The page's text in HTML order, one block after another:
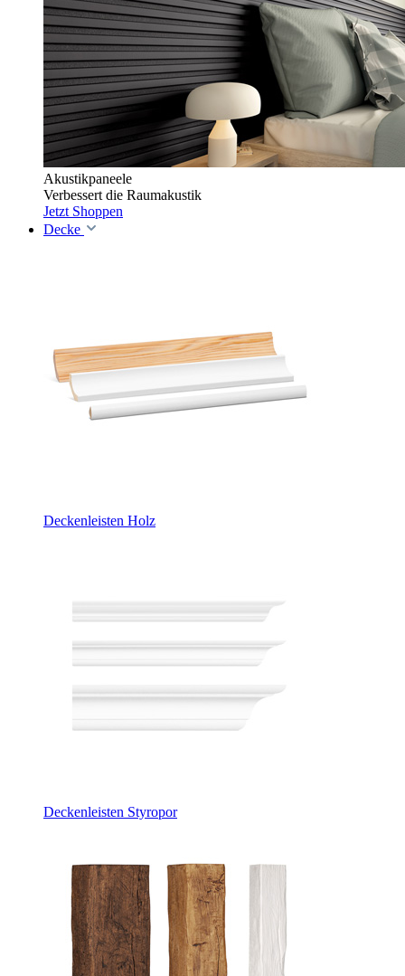
Akustikpaneele
Verbessert die Raumakustik
Jetzt Shoppen
Decke
Deckenleisten Holz
Deckenleisten Styropor